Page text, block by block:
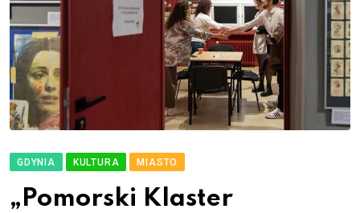
GDYNIA KULTURA MIASTO
„Pomorski Klaster